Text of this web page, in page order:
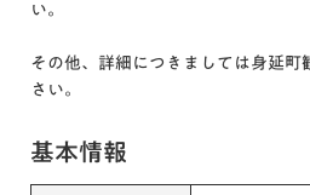
い。
その他、詳細につきましては身延町
さい。
基本情報